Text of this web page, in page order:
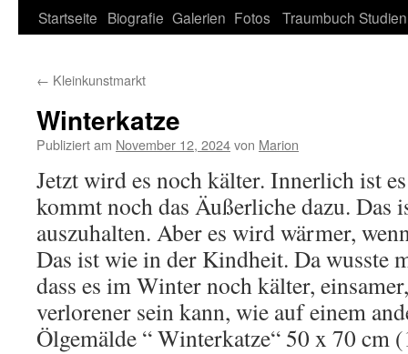
Zum
springen
Startseite Biografie Galerien Fotos Traumbuch Studien
← Kleinkunstmarkt
Winterkatze
Publiziert am November 12, 2024von Marion
Jetzt wird es noch kälter. Innerlich ist
kommt noch das Äußerliche dazu. Das
auszuhalten. Aber es wird wärmer,
Das ist wie in der Kindheit. Da wusste
dass es im Winter noch kälter,
verlorener sein kann, wie auf einem
Ölgemälde “ Winterkatze“ 50 x 70 cm